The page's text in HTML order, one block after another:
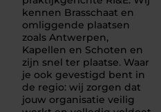
kennen Brasschaat en
omliggende plaatsen
zoals Antwerpen,
Kapellen en Schoten en
zijn snel ter plaatse. Waar
je ook gevestigd bent in
de regio: wij zorgen dat
jouw organisatie veilig